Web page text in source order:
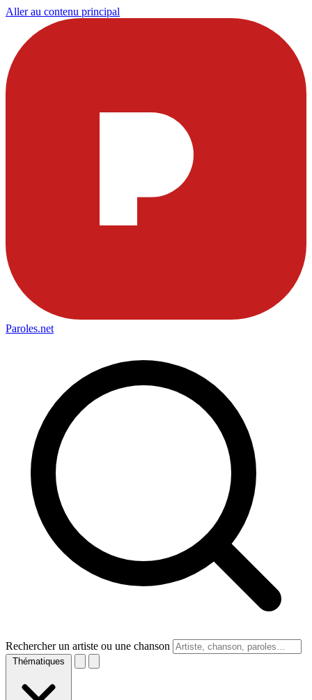
Aller au contenu principal
Paroles.net
Rechercher un artiste ou une chanson
Thématiques